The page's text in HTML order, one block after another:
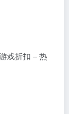
戏折扣 – 热